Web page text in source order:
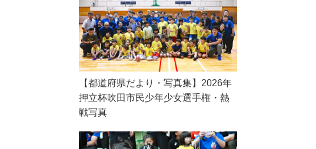
【都道府県だより・写真集】2026年
押立杯吹田市民少年少女選手権・熱
戦写真